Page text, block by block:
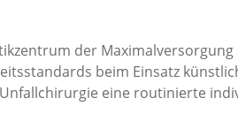
der
beim Einsatz
eine routinierte